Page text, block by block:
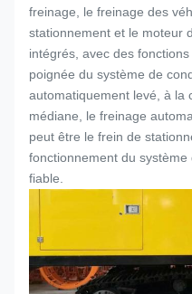
freinage, le freinage des
stationnement et le moteur
intégrés, avec des
poignée du système de
automatiquement levé, à la
médiane, le freinage
peut être le frein de
fonctionnement du
fiable.